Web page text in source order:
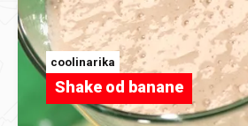
coolinarika
Shake od banane